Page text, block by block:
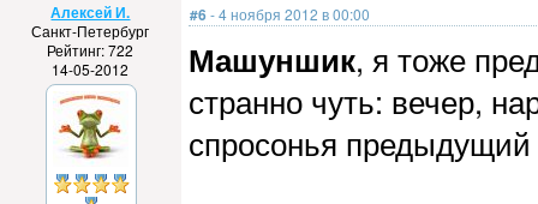
Алексей И.
Санкт-Петербург
Рейтинг: 722
14-05-2012
#6- 4 ноября 2012 в 00:00
Машуншик, я тоже
странно чуть: вечер,
спросонья